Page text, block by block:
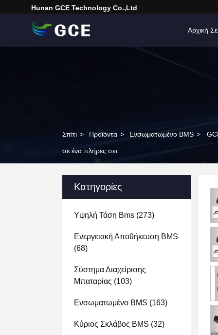
Hunan GCE Technology Co.,Ltd
Αρχική
Σπίτι > Προϊόντα > Ενσωματωμένο BMS >
σε ένα πλήρες σετ
Κατηγορίες
Υψηλή Τάση Bms (273)
Ενεργειακή Αποθήκευση BMS
(68)
Σύστημα Διαχείρισης
Μπαταρίας (103)
Ενσωματωμένο BMS (163)
Κύριος Σκλάβος BMS (32)